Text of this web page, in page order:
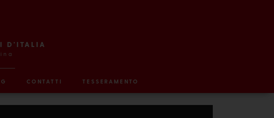
D'ITALIA
CONTATTI TESSERAMENTO